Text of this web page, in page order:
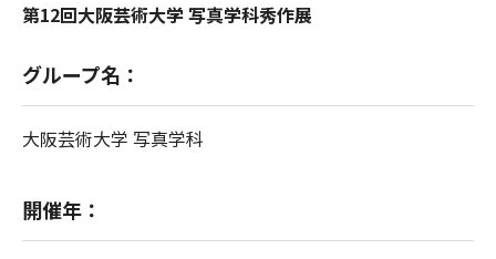
第12回大阪芸術大学 写真学科秀作展
グループ名：
大阪芸術大学 写真学科
開催年：